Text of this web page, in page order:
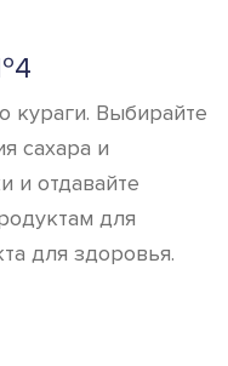
кураги. Выбирайте
сахара и
и отдавайте
для
для здоровья.